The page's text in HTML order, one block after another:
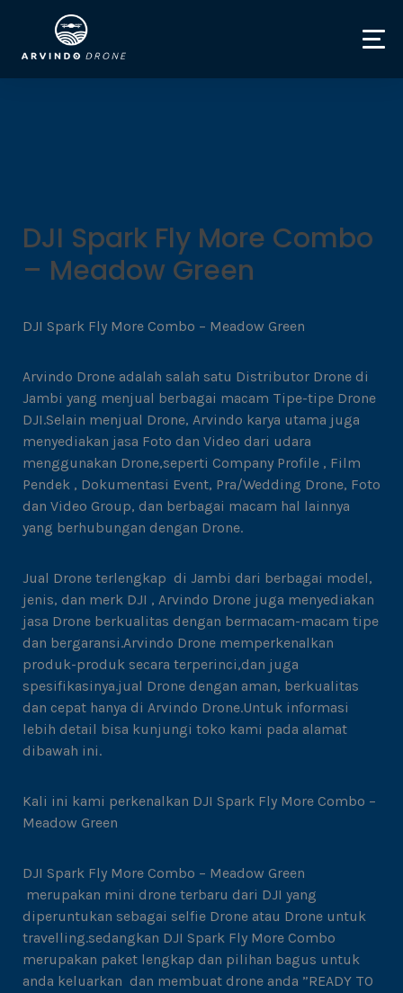
DJI Spark Fly More Combo
– Meadow Green
DJI Spark Fly More Combo – Meadow Green
Arvindo Drone adalah salah satu Distributor Drone di
Jambi yang menjual berbagai macam Tipe-tipe Drone
DJI.Selain menjual Drone, Arvindo karya utama juga
menyediakan jasa Foto dan Video dari udara
menggunakan Drone,seperti Company Profile , Film
Pendek , Dokumentasi Event, Pra/Wedding Drone, Foto
dan Video Group, dan berbagai macam hal lainnya
yang berhubungan dengan Drone.
Jual Drone terlengkap di Jambi dari berbagai model,
jenis, dan merk DJI , Arvindo Drone juga menyediakan
jasa Drone berkualitas dengan bermacam-macam tipe
dan bergaransi.Arvindo Drone memperkenalkan
produk-produk secara terperinci,dan juga
spesifikasinya.jual Drone dengan aman, berkualitas
dan cepat hanya di Arvindo Drone.Untuk informasi
lebih detail bisa kunjungi toko kami pada alamat
dibawah ini.
Kali ini kami perkenalkan DJI Spark Fly More Combo –
Meadow Green
DJI Spark Fly More Combo – Meadow Green
merupakan mini drone terbaru dari DJI yang
diperuntukan sebagai selfie Drone atau Drone untuk
travelling.sedangkan DJI Spark Fly More Combo
merupakan paket lengkap dan pilihan bagus untuk
anda keluarkan dan membuat drone anda ”READY TO